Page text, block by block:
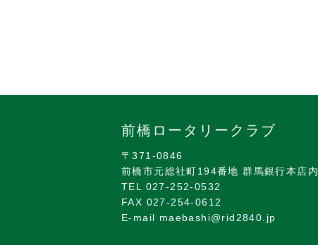
前橋ロータリークラブ
〒371-0846
前橋市元総社町194番地 群馬銀行本店内
TEL 027-252-0532
FAX 027-254-0612
E-mail maebashi@rid2840.jp